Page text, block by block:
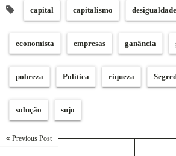
capital capitalismo desigualdade
economista empresas ganância
pobreza Política riqueza
solução sujo
Previous Post